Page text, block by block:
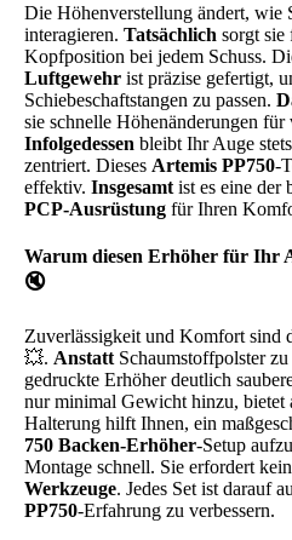
Die Höhenverstellung ändert, wie
interagieren. Tatsächlich sorgt sie
Kopfposition bei jedem Schuss.
Luftgewehr ist präzise gefertigt,
Schiebeschaftstangen zu passen.
sie schnelle Höhenänderungen für
Infolgedessen bleibt Ihr Auge
zentriert. Dieses Artemis PP750-
effektiv. Insgesamt ist es eine der
PCP-Ausrüstung für Ihren
Warum diesen Erhöher für Ihr
🔇
Zuverlässigkeit und Komfort sind
💥. Anstatt Schaumstoffpolster
gedruckte Erhöher deutlich
nur minimal Gewicht hinzu, bietet
Halterung hilft Ihnen, ein
750 Backen-Erhöher-Setup
Montage schnell. Sie erfordert
Werkzeuge. Jedes Set ist darauf
PP750-Erfahrung zu verbessern.